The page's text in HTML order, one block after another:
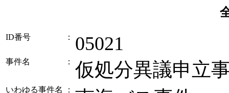
ID番号 ： 05021
事件名 ： 仮処分異議申立
いわゆる事件名 ：